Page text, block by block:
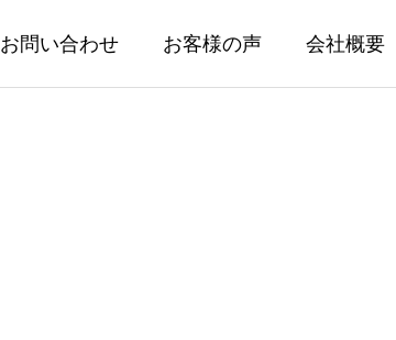
お問い合わせ お客様の声 会社概要